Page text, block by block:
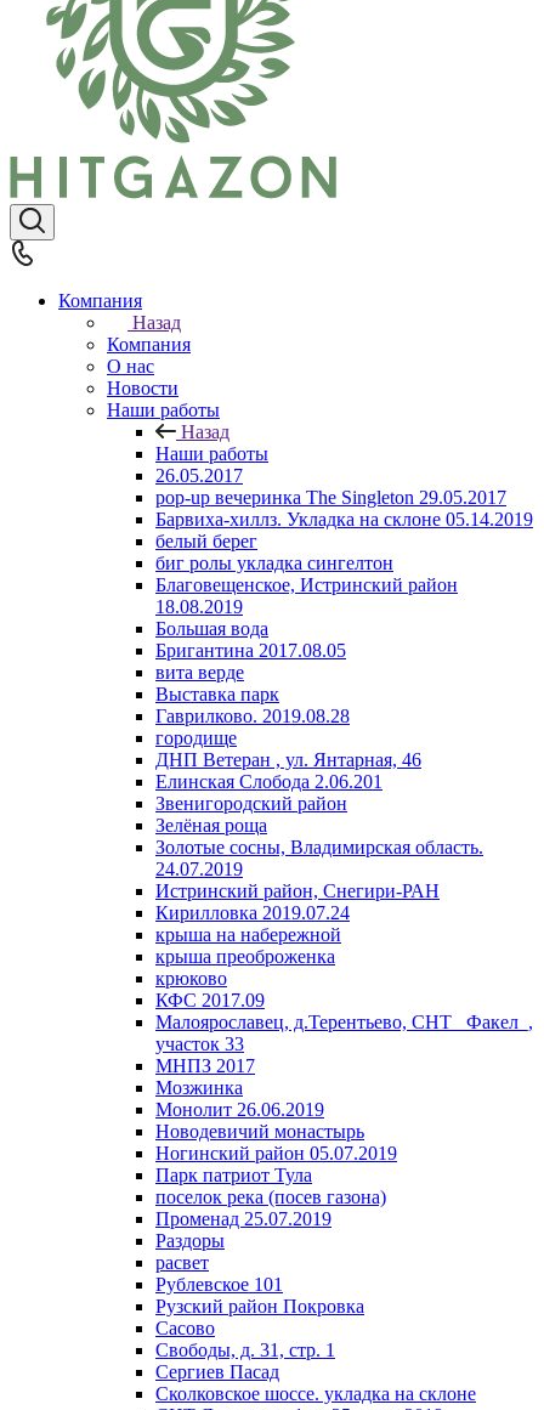
Компания
Назад
Компания
О нас
Новости
Наши работы
Назад
Наши работы
26.05.2017
pop-up вечеринка The Singleton 29.05.2017
Барвиха-хиллз. Укладка на склоне 05.14.2019
белый берег
биг ролы укладка сингелтон
Благовещенское, Истринский район
18.08.2019
Большая вода
Бригантина 2017.08.05
вита верде
Выставка парк
Гаврилково. 2019.08.28
городище
ДНП Ветеран , ул. Янтарная, 46
Елинская Слобода 2.06.201
Звенигородский район
Зелёная роща
Золотые сосны, Владимирская область.
24.07.2019
Истринский район, Снегири-РАН
Кирилловка 2019.07.24
крыша на набережной
крыша преоброженка
крюково
КФС 2017.09
Малоярославец, д.Терентьево, СНТ _Факел_,
участок 33
МНПЗ 2017
Мозжинка
Монолит 26.06.2019
Новодевичий монастырь
Ногинский район 05.07.2019
Парк патриот Тула
поселок река (посев газона)
Променад 25.07.2019
Раздоры
расвет
Рублевское 101
Рузский район Покровка
Сасово
Свободы, д. 31, стр. 1
Сергиев Пасад
Сколковское шоссе. укладка на склоне